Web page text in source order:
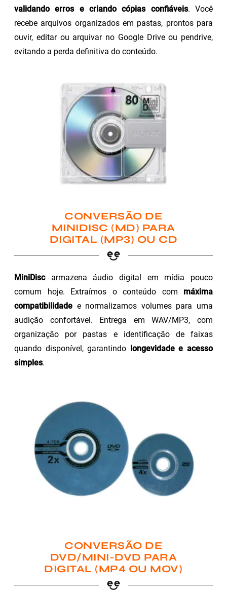
validando erros e criando cópias confiáveis. Você
recebe arquivos organizados em pastas, prontos para
ouvir, editar ou arquivar no Google Drive ou pendrive,
evitando a perda definitiva do conteúdo.
CONVERSÃO DE
MINIDISC (MD) PARA
DIGITAL (MP3) OU CD
MiniDiscarmazena áudio digital em mídia pouco
comum hoje. Extraímos o conteúdo com máxima
compatibilidade e normalizamos volumes para uma
audição confortável. Entrega em WAV/MP3, com
organização por pastas e identificação de faixas
quando disponível, garantindo longevidade e acesso
simples.
CONVERSÃO DE
DVD/MINI-DVD PARA
DIGITAL (MP4 OU MOV)